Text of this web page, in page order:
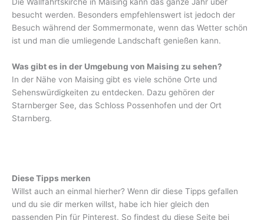
Die Wallfahrtskirche in Maising kann das ganze Jahr über
besucht werden. Besonders empfehlenswert ist jedoch der
Besuch während der Sommermonate, wenn das Wetter schön
ist und man die umliegende Landschaft genießen kann.
Was gibt es in der Umgebung von Maising zu sehen?
In der Nähe von Maising gibt es viele schöne Orte und
Sehenswürdigkeiten zu entdecken. Dazu gehören der
Starnberger See, das Schloss Possenhofen und der Ort
Starnberg.
Diese Tipps merken
Willst auch an einmal hierher? Wenn dir diese Tipps gefallen
und du sie dir merken willst, habe ich hier gleich den
passenden Pin für Pinterest. So findest du diese Seite bei